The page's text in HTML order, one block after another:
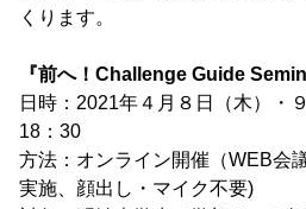
くります。
『前へ！Challenge Guide
日時：2021年４月８日（木）・
18：30
方法：オンライン開催（WEB会
実施、顔出し・マイク不要)